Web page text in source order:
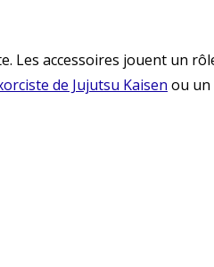
Les accessoires jouent un
de Jujutsu Kaisen ou un